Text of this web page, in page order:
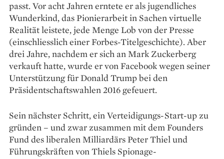
passt. Vor acht Jahren erntete er als jugendliches
Wunderkind, das Pionierarbeit in Sachen virtuelle
Realität leistete, jede Menge Lob von der Presse
(einschliesslich einer Forbes-Titelgeschichte). Aber
drei Jahre, nachdem er sich an Mark Zuckerberg
verkauft hatte, wurde er von Facebook wegen seiner
Unterstützung für Donald Trump bei den
Präsidentschaftswahlen 2016 gefeuert.
Sein nächster Schritt, ein Verteidigungs-Start-up zu
gründen – und zwar zusammen mit dem Founders
Fund des liberalen Milliardärs Peter Thiel und
Führungskräften von Thiels Spionage-